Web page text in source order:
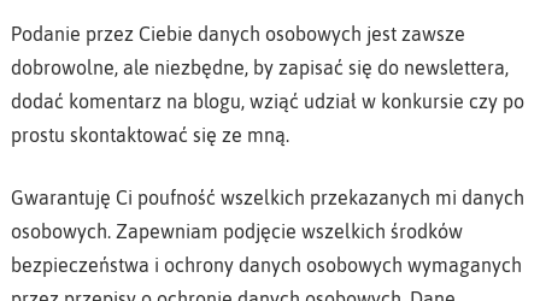
Podanie przez Ciebie danych osobowych jest zawsze
dobrowolne, ale niezbędne, by zapisać się do newslettera,
dodać komentarz na blogu, wziąć udział w konkursie czy po
prostu skontaktować się ze mną.
Gwarantuję Ci poufność wszelkich przekazanych mi danych
osobowych. Zapewniam podjęcie wszelkich środków
bezpieczeństwa i ochrony danych osobowych wymaganych